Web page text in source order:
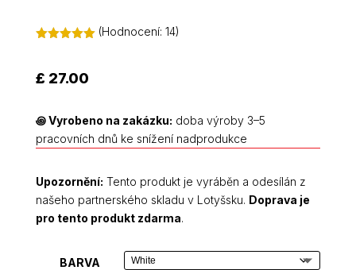
základě
hodnocení
(Hodnocení:14)
£ 27.00
꩜Vyrobeno na zakázku: doba výroby 3–5
pracovních dnů ke snížení nadprodukce
Upozornění: Tento produkt je vyráběn a odesílán z
našeho partnerského skladu v Lotyšsku. Doprava je
pro tento produkt zdarma.
BARVA